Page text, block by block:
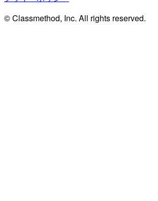
© Classmethod, Inc. All rights reserved.